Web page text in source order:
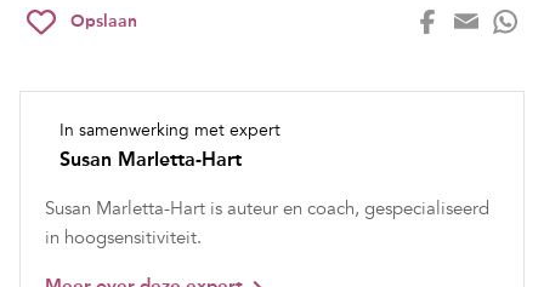
Opslaan
In samenwerking met expert
Susan Marletta-Hart
Susan Marletta-Hart is auteur en coach, gespecialiseerd
in hoogsensitiviteit.